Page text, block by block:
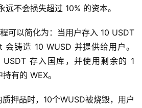
不会损失超过 10% 的资本。
可以简化为：当用户存入 10 USDT
铸造 10 WUSD 并提供给用户。
存入国库，并使用剩余的 1
有的 WEX。
押品时，10个WUSD被烧毁，用户